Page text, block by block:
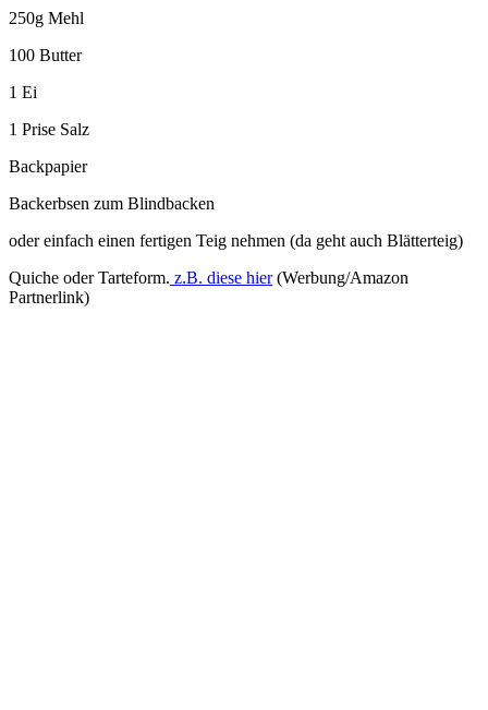
250g Mehl
100 Butter
1 Ei
1 Prise Salz
Backpapier
Backerbsen zum Blindbacken
oder einfach einen fertigen Teig nehmen (da geht auch Blätterteig)
Quiche oder Tarteform. z.B. diese hier(Werbung/Amazon
Partnerlink)